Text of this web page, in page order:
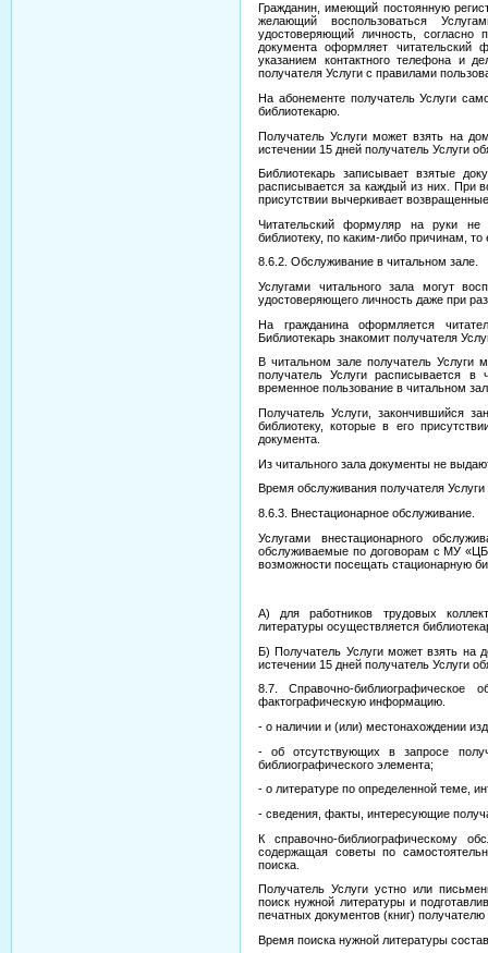
Гражданин, имеющий постоянную
желающий воспользоваться
удостоверяющий личность, согласно
документа оформляет читательский
указанием контактного телефона и
получателя Услуги с правилами
На абонементе получатель Услуги
библиотекарю.
Получатель Услуги может взять на
истечении 15 дней получатель Услуги
Библиотекарь записывает взятые
расписывается за каждый из них. При
присутствии вычеркивает
Читательский формуляр на руки не
библиотеку, по каким-либо причинам,
8.6.2. Обслуживание в читальном зале.
Услугами читального зала могут
удостоверяющего личность даже при
На гражданина оформляется
Библиотекарь знакомит получателя
В читальном зале получатель Услуги
получатель Услуги расписывается в
временное пользование в читальном
Получатель Услуги, закончившийся
библиотеку, которые в его
документа.
Из читального зала документы не
Время обслуживания получателя
8.6.3. Внестационарное обслуживание.
Услугами внестационарного
обслуживаемые по договорам с МУ
возможности посещать стационарную
А) для работников трудовых
литературы осуществляется
Б) Получатель Услуги может взять на
истечении 15 дней получатель Услуги
8.7. Справочно-библиографическое
фактографическую информацию.
- о наличии и (или) местонахождении
- об отсутствующих в запросе
библиографического элемента;
- о литературе по определенной теме,
- сведения, факты, интересующие
К справочно-библиографическому
содержащая советы по
поиска.
Получатель Услуги устно или
поиск нужной литературы и
печатных документов (книг) получателю
Время поиска нужной литературы